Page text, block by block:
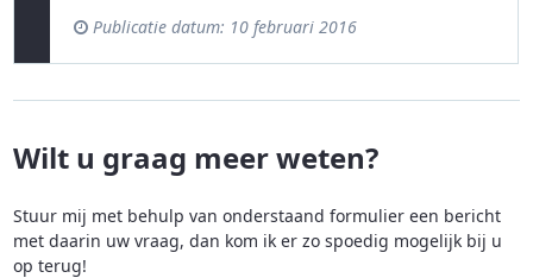
Publicatie datum: 10 februari 2016
Wilt u graag meer weten?
Stuur mij met behulp van onderstaand formulier een bericht
met daarin uw vraag, dan kom ik er zo spoedig mogelijk bij u
op terug!